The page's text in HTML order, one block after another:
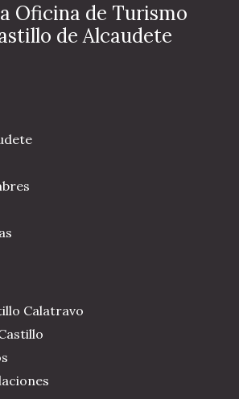
Oficina de Turismo
de Alcaudete
Calatravo